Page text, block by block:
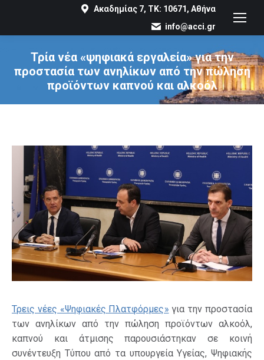
Ακαδημίας 7, ΤΚ: 10671, Αθήνα
info@acci.gr
Τρία νέα «ψηφιακά εργαλεία» για την
προστασία των ανηλίκων από την πώληση
προϊόντων καπνού και αλκοόλ
You are here:
Τρεις νέες «Ψηφιακές Πλατφόρμες» για την προστασία
των ανηλίκων από την πώληση προϊόντων αλκοόλ,
καπνού και άτμισης παρουσιάστηκαν σε κοινή
συνέντευξη Τύπου από τα υπουργεία Υγείας, Ψηφιακής